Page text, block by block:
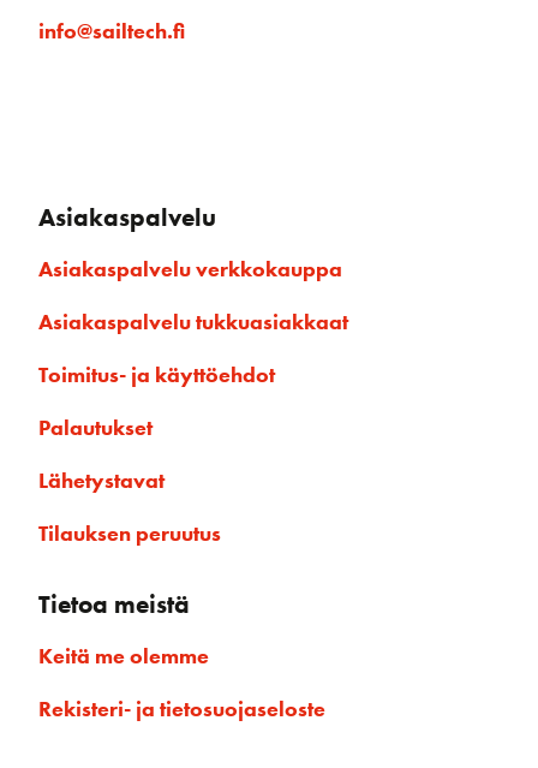
info@sailtech.fi
Asiakaspalvelu
Asiakaspalvelu verkkokauppa
Asiakaspalvelu tukkuasiakkaat
Toimitus- ja käyttöehdot
Palautukset
Lähetystavat
Tilauksen peruutus
Tietoa meistä
Keitä me olemme
Rekisteri- ja tietosuojaseloste